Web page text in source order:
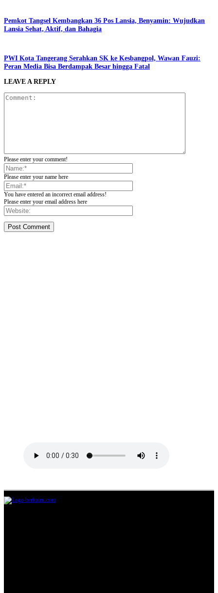
Pemkot Tangsel Kembangkan 36 Pos Lansia, Benyamin: Wujudkan
Lansia Sehat, Aktif, dan Bahagia
PWI Kota Tangerang Serahkan SK ke Kesbangpol, Wawan Fauzi:
Peran Media Bisa Berdampak Besar hingga Fatal
LEAVE A REPLY
Please enter your comment!
Please enter your name here
You have entered an incorrect email address!
Please enter your email address here